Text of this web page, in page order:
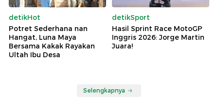
detikHot
Potret Sederhana nan
Hangat, Luna Maya
Bersama Kakak Rayakan
Ultah Ibu Desa
detikSport
Hasil Sprint Race MotoGP
Inggris 2026: Jorge Martin
Juara!
Selengkapnya